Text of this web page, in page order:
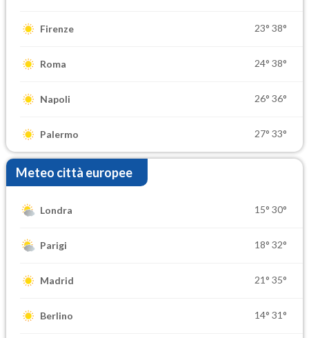
Firenze 23° 38°
Roma 24° 38°
Napoli 26° 36°
Palermo 27° 33°
Meteo città europee
Londra 15° 30°
Parigi 18° 32°
Madrid 21° 35°
Berlino 14° 31°